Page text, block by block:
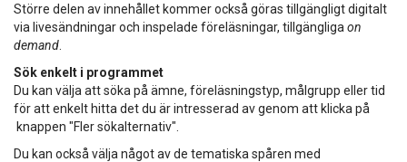
Större delen av innehållet kommer också göras tillgängligt digitalt
via livesändningar och inspelade föreläsningar, tillgängliga on
demand
Sök enkelt i programmet
Du kan välja att söka på ämne, föreläsningstyp, målgrupp eller tid
för att enkelt hitta det du är intresserad av genom att klicka på
knappen "Fler sökalternativ".
Du kan också välja något av de tematiska spåren med